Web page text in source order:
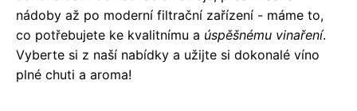
nádoby až po moderní filtrační zařízení - máme to,
co potřebujete ke kvalitnímu a úspěšnému vinaření.
Vyberte si z naší nabídky a užijte si dokonalé víno
plné chuti a aroma!